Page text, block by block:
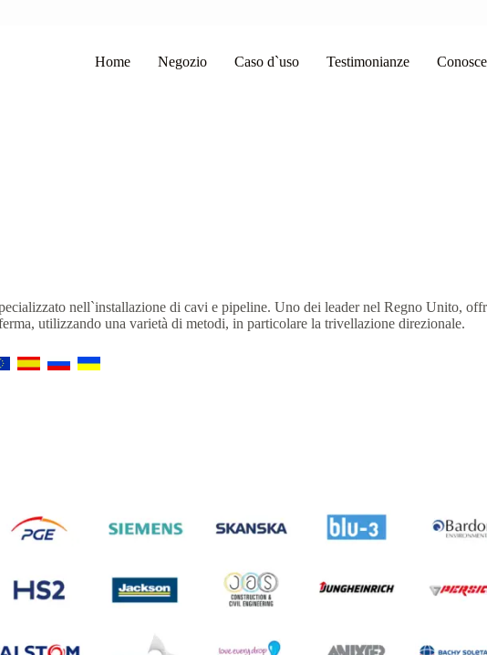
Home
Negozio Caso d`uso Testimonianze
nell`installazione di cavi e pipeline. Uno dei leader nel Regno Unito,
utilizzando una varietà di metodi, in particolare la trivellazione direzionale.